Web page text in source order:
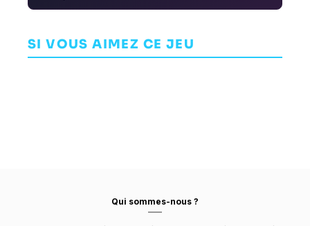
SI VOUS AIMEZ CE JEU
Blood Dragon
INDÉPENDANT
Qui sommes-nous ?